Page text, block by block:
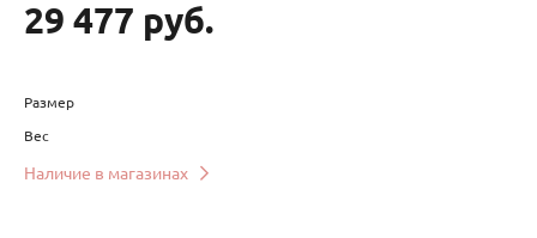
29 477 руб.
Размер
Вес
Наличие в магазинах